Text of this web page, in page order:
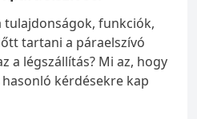
tulajdonságok, funkciók,
tartani a páraelszívó
a légszállítás? Mi az, hogy
kérdésekre kap